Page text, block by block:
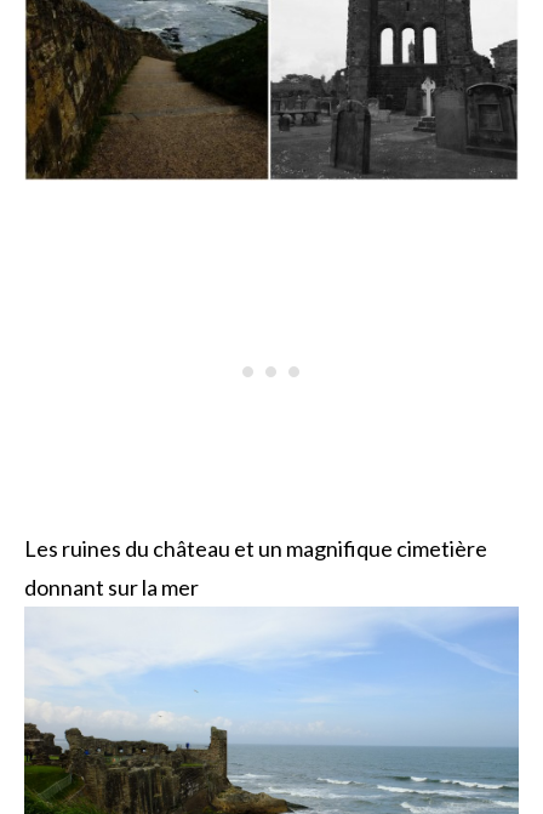
Les ruines du château et un magnifique cimetière
donnant sur la mer